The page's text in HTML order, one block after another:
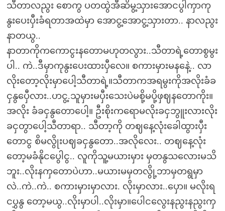
သီတာလညွး စောကွ ပတထွဲအီဆိမွ့သှားအောငပွါကှာကု
နွးပေးပှီးခံရတာအထဲမှာ အောငွ့အောငွ့သှားတာ.. နာလညွး
နာတယွ..
နာတာကိုကကောငွးနတောမဟုတလွား..သီတာရဲ့တောစွမွး
ပါ.. ကဲ..ဒီမှာကုနွးပေးထားပှီလေ။ စကားမှားမနနေဲ့.. လာ
လိုးတော့လိုးမှာပေါ့သီတာရဲ့။သီတာကအရမွးကိုအလိုးခံခ
ငှနွပှေီလား..ဟငွ့.သူမှားမပှီးသေးပဲမစို့မပို့ဖှဈနတောကိုး။
အလိုး ခံခငှနွတောပေါ့။ ဦးစိုးကရောမလိုးခငှဘွူးလားလိုး
ခငှတွာပေါ့သီတာရာ.. သီတာ့ကို တဈနေ့လုံးခေါထွားပှီး
တောငွ စိမလွိုးပဈခငှနွတော..အလိုလေး.. တဈနေ့လုံး
တော့မခံနိုငပွေါငွ.. လူကိုသူ့မယားမှား မှတနွသလေားမသိ
ဘူး..လိုးနကှတောပဲဟာ..မယားမမှတလွို့ဘာမှတရွမှာ
လဲ..ကဲ..ကဲ.. စကားမှားမှာလား. လိုးမှာလား..ပှော။ မလိုးရ
ငပွှနွ တော့မယွ..လိုးမှာပါ..လိုးမှာ။ပေါငလွေးနညွးနညွးကှ